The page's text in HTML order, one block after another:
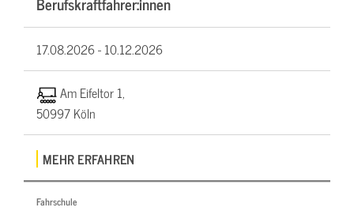
17.08.2026 -10.12.2026
Am Eifeltor 1,
50997 Köln
MEHR ERFAHREN
Fahrschule